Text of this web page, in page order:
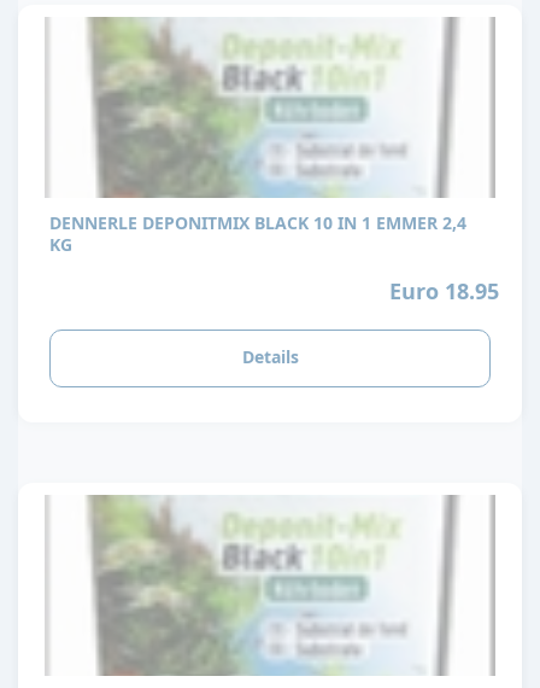
DENNERLE DEPONITMIX BLACK 10 IN 1 EMMER 2,4
KG
Euro 18.95
Details